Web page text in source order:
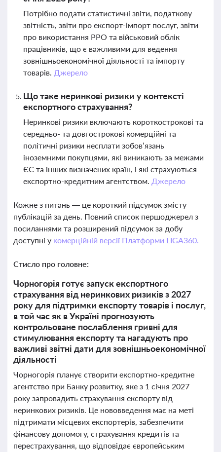
Потрібно подати статистичні звіти, податкову
звітність, звіти про експорт-імпорт послуг, звіти
про використання РРО та військовий облік
працівників, що є важливими для ведення
зовнішньоекономічної діяльності та імпорту
товарів. Джерело
Що таке неринкові ризики у контексті
експортного страхування?
Неринкові ризики включають короткострокові та
середньо- та довгострокові комерційні та
політичні ризики несплати зобов’язань
іноземними покупцями, які виникають за межами
ЄС та інших визначених країн, і які страхуються
експортно-кредитним агентством. Джерело
Кожне з питань — це короткий підсумок змісту
публікацій за день. Повний список першоджерел з
посиланнями та розширений підсумок за добу
доступні у комерційній версії Платформи LIGA360.
Стисло про головне:
Чорногорія готує запуск експортного
страхування від неринкових ризиків з 2027
року для підтримки експорту товарів і послуг,
в той час як в Україні прогнозують
контрольоване послаблення гривні для
стимулювання експорту та нагадують про
важливі звітні дати для зовнішньоекономічної
діяльності
Чорногорія планує створити експортно-кредитне
агентство при Банку розвитку, яке з 1 січня 2027
року запровадить страхування експорту від
неринкових ризиків. Це нововведення має на меті
підтримати місцевих експортерів, забезпечити
фінансову допомогу, страхування кредитів та
перестрахування, що відповідає європейським